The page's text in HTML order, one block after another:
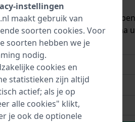
het weer op voorraad
Het wordt onmiddellijk daarna
instellingen
maakt gebruik van
soorten cookies. Voor
soorten hebben we je
nodig.
cookies en
statistieken zijn altijd
actief; als je op
alle cookies" klikt,
je ook de optionele